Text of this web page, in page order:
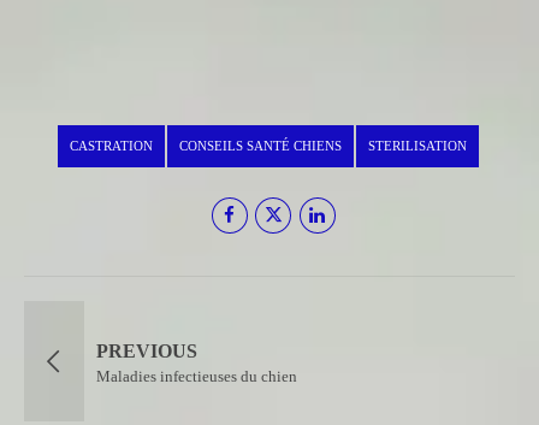
CASTRATION CONSEILS SANTÉ CHIENS STERILISATION
PREVIOUS
Maladies infectieuses du chien